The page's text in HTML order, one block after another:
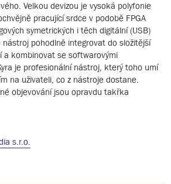
Velkou devizou je vysoká polyfonie
pracující srdce v podobě FPGA
symetrických i těch digitální (USB)
nástroj pohodlně integrovat do složitější
a kombinovat se softwarovými
je profesionální nástroj, který toho umí
na uživateli, co z nástroje dostane.
objevování jsou opravdu takřka
s.r.o.